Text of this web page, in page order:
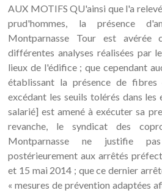
AUX MOTIFS QU'ainsi que l'a
prud'hommes, la présence
Montparnasse Tour est avérée
différentes analyses réalisées par
lieux de l'édifice ; que cependant
établissant la présence de
excédant les seuils tolérés dans les
salarié] est amené à exécuter sa
revanche, le syndicat des
Montparnasse ne justifie
postérieurement aux arrêtés
et 15 mai 2014 ; que ce dernier
« mesures de prévention adaptées